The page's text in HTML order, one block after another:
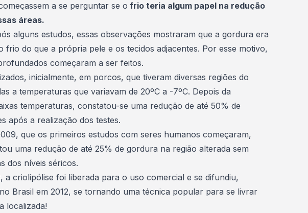
a se perguntar se o frio teria algum papel na redução
áreas.
alguns estudos, essas observações mostraram que a gordura era
frio do que a própria pele e os tecidos adjacentes. Por esse motivo,
começaram a ser feitos.
inicialmente, em porcos, que tiveram diversas regiões do
a temperaturas que variavam de 20ºC a -7ºC. Depois da
temperaturas, constatou-se uma redução de até 50% de
após a realização dos testes.
que os primeiros estudos com seres humanos começaram,
uma redução de até 25% de gordura na região alterada sem
dos níveis séricos.
a criolipólise foi liberada para o uso comercial e se difundiu,
Brasil em 2012, se tornando uma técnica popular para se livrar
localizada!